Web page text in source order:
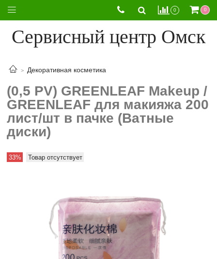
0 0
Сервисный центр Омск
Декоративная косметика
(0,5 PV) GREENLEAF Makeup /
GREENLEAF для макияжа 200
лист/шт в пачке (Ватные
диски)
33% Товар отсутствует